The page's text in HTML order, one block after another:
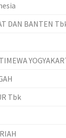
DAN BANTEN
Tbk